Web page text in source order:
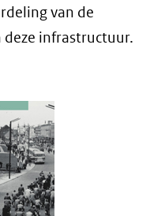
van de
deze infrastructuur.